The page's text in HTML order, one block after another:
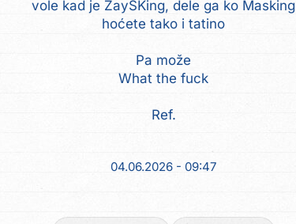
vole kad je ZaySKing, dele ga ko Masking
hoćete tako i tatino
Pa može
What the fuck
Ref.
04.06.2026 - 09:47